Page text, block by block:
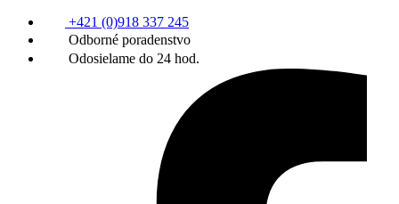
+421 (0)918 337 245
Odborné poradenstvo
Odosielame do 24 hod.